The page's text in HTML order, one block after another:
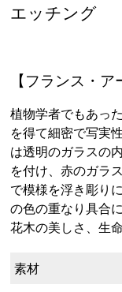
エッチング
【フランス・ア
植物学者でもあっ
を得て細密で写実
は透明のガラスの
を付け、赤のガラ
で模様を浮き彫り
の色の重なり具合
花木の美しさ、生
素材